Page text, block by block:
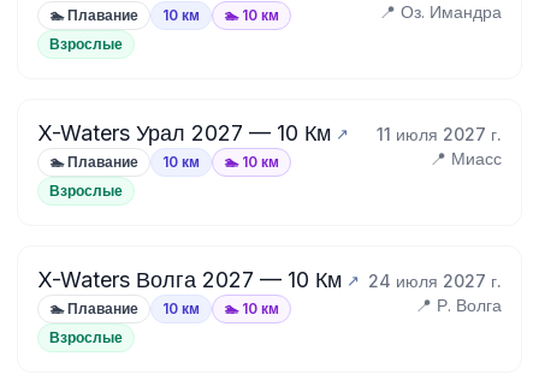
🏊 Плавание 10 км 🏊 10 км 📍 Оз. Имандра
Взрослые
X-Waters Урал 2027 — 10 Км 11 июля 2027 г.
🏊 Плавание 10 км 🏊 10 км 📍 Миасс
Взрослые
X-Waters Волга 2027 — 10 Км 24 июля 2027 г.
🏊 Плавание 10 км 🏊 10 км 📍 Р. Волга
Взрослые